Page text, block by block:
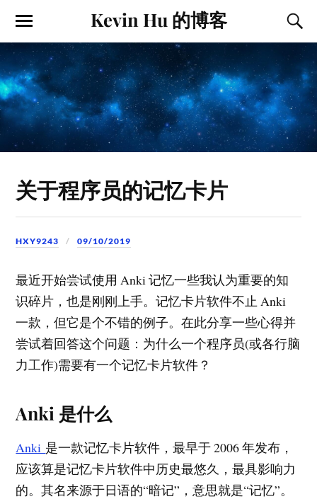
Kevin Hu 的博客
关于程序员的记忆卡片
HXY9243 09/10/2019
最近开始尝试使用 Anki 记忆一些我认为重要的知
识碎片，也是刚刚上手。记忆卡片软件不止 Anki
一款，但它是个不错的例子。在此分享一些心得并
尝试着回答这个问题：为什么一个程序员(或各行脑
力工作)需要有一个记忆卡片软件？
Anki 是什么
Anki 是一款记忆卡片软件，最早于 2006 年发布，
应该算是记忆卡片软件中历史最悠久，最具影响力
的。其名来源于日语的“暗记”，意思就是“记忆”。